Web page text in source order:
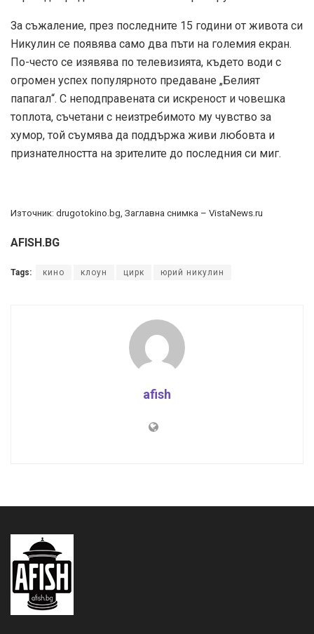
За съжаление, през последните 15 години от живота си
Никулин се появява само два пъти на големия екран.
По-често се изявява по телевизията, където води с
огромен успех популярното предаване „Бeлият
папагал“. С неподправената си искреност и човешка
топлота, съчетани с неизтребимото му чувство за
хумор, той съумява да поддържа живи любовта и
признателността на зрителите до последния си миг.
Източник: drugotokino.bg, Заглавна снимка – VistaNews.ru
AFISH.BG
Tags: кино клоун цирк юрий никулин
afish